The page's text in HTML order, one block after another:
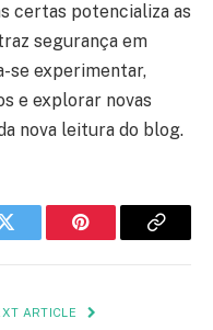
certas potencializa as
segurança em
se experimentar,
e explorar novas
nova leitura do blog.
Twitter Pinterest Copy
ARTICLE